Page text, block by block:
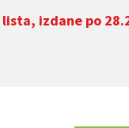
izdane po